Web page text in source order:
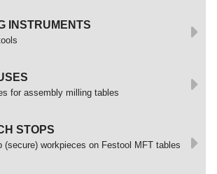
INSTRUMENTS
for assembly milling tables
STOPS
(secure) workpieces on Festool MFT tables